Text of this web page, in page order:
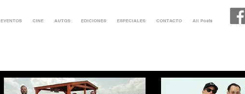
EVENTOS CINE AUTOS EDICIONES ESPECIALES CONTACTO All Posts